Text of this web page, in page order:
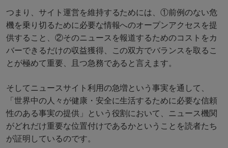
つまり、サイト運営を維持するためには、①前例のない危
機を乗り切るために必要な情報へのオープンアクセスを提
供すること、②そのニュースを報道するためのコストをカ
バーできるだけの収益獲得、この双方でバランスを取るこ
とが極めて重要、且つ急務であると言えます。
そしてニュースサイト利用の急増という事実を通して、
「世界中の人々が健康・安全に生活するために必要な信頼
性のある事実の提供」という役割において、ニュース機関
がどれだけ重要な位置付けであるかということを読者たち
が証明しているのです。